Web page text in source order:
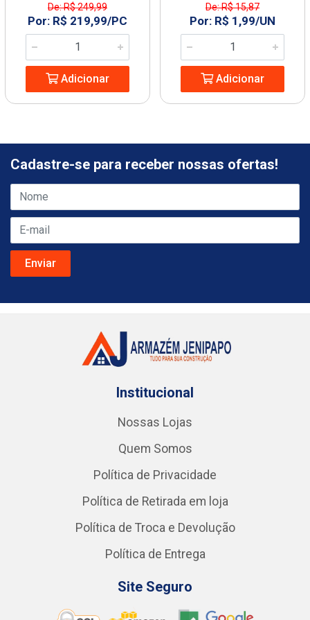
De: R$ 249,99
Por: R$ 219,99/PC
Adicionar
De: R$ 15,87
Por: R$ 1,99/UN
Adicionar
Cadastre-se para receber nossas ofertas!
Institucional
Nossas Lojas
Quem Somos
Política de Privacidade
Política de Retirada em loja
Política de Troca e Devolução
Política de Entrega
Site Seguro